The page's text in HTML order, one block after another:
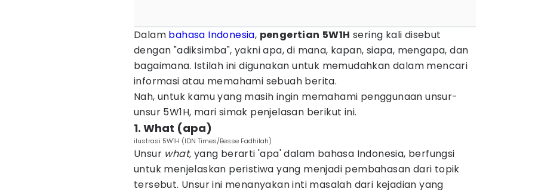
Dalam bahasa Indonesia, pengertian 5W1H sering kali disebut
dengan "adiksimba", yakni apa, di mana, kapan, siapa, mengapa, dan
bagaimana. Istilah ini digunakan untuk memudahkan dalam mencari
informasi atau memahami sebuah berita.
Nah, untuk kamu yang masih ingin memahami penggunaan unsur-
unsur 5W1H, mari simak penjelasan berikut ini.
1. What (apa)
ilustrasi 5W1H (IDN Times/Besse Fadhilah)
Unsur what, yang berarti 'apa' dalam bahasa Indonesia, berfungsi
untuk menjelaskan peristiwa yang menjadi pembahasan dari topik
tersebut. Unsur ini menanyakan inti masalah dari kejadian yang